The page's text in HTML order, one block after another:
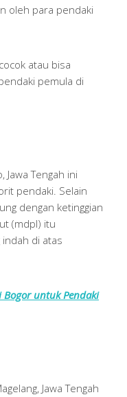
oleh para pendaki
atau bisa
pemula di
Tengah ini
pendaki. Selain
dengan ketinggian
(mdpl) itu
di atas
Bogor untuk Pendaki
Jawa Tengah